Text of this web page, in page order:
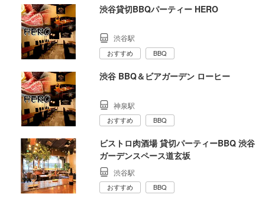
渋谷貸切BBQパーティー HERO
渋谷駅
おすすめ BBQ
渋谷 BBQ＆ビアガーデン ローヒー
神泉駅
おすすめ BBQ
ビストロ肉酒場 貸切パーティーBBQ 渋谷
ガーデンスペース道玄坂
渋谷駅
おすすめ BBQ